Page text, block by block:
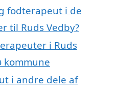
fodterapeut i de
til Ruds Vedby?
i Ruds
kommune
i andre dele af